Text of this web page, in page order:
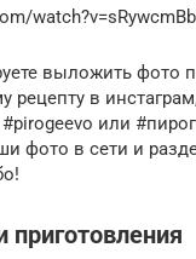
выложить фото
рецепту в
#pirogeevo или
фото в сети и
приготовления